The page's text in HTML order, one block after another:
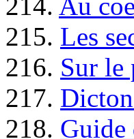
215. Les
216. Sur le
217.
218. Guide